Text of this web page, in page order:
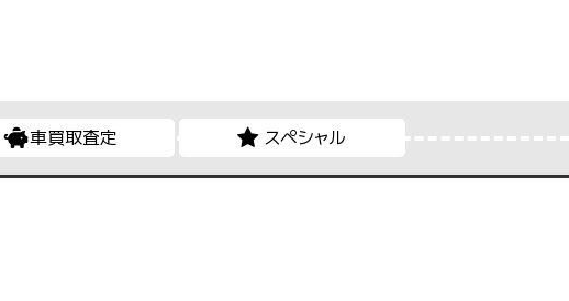
車買取査定 スペシャル